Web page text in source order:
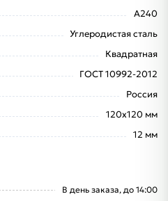
А240
Углеродистая сталь
Квадратная
ГОСТ 10992-2012
Россия
120x120 мм
12 мм
В день заказа, до 14:00